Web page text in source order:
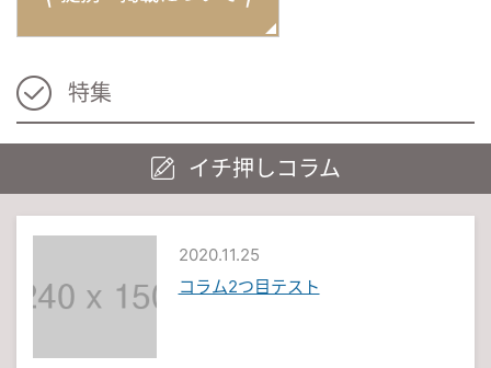
特集
イチ押しコラム
2020.11.25
コラム2つ目テスト